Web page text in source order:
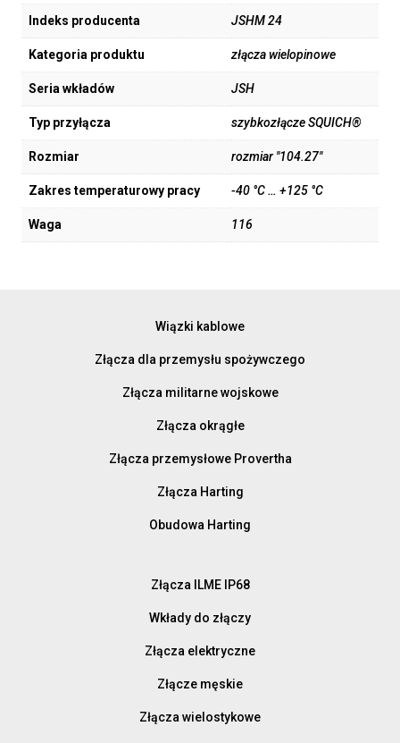
Indeks producenta JSHM 24
Kategoria produktu złącza wielopinowe
Seria wkładów JSH
Typ przyłącza szybkozłącze SQUICH®
Rozmiar rozmiar "104.27"
Zakres temperaturowy pracy -40 °C … +125 °C
Waga 116
Wiązki kablowe
Złącza dla przemysłu spożywczego
Złącza militarne wojskowe
Złącza okrągłe
Złącza przemysłowe Provertha
Złącza Harting
Obudowa Harting
Złącza ILME IP68
Wkłady do złączy
Złącza elektryczne
Złącze męskie
Złącza wielostykowe